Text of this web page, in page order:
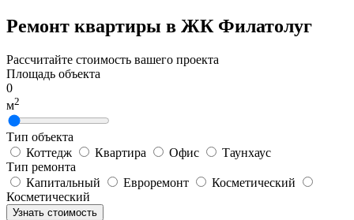
Ремонт квартиры в ЖК Филатолуг
Рассчитайте стоимость вашего проекта
Площадь объекта
0
м2
Тип объекта
Коттедж
Квартира Офис
Таунхаус
Тип ремонта
Капитальный
Евроремонт
Косметический
Косметический
Узнать стоимость